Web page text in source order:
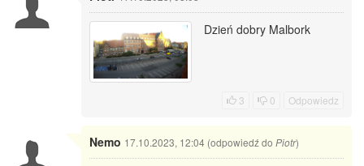
Dzień dobry Malbork
3 0 Odpowiedz
Nemo 17.10.2023, 12:04 (odpowiedź do Piotr)